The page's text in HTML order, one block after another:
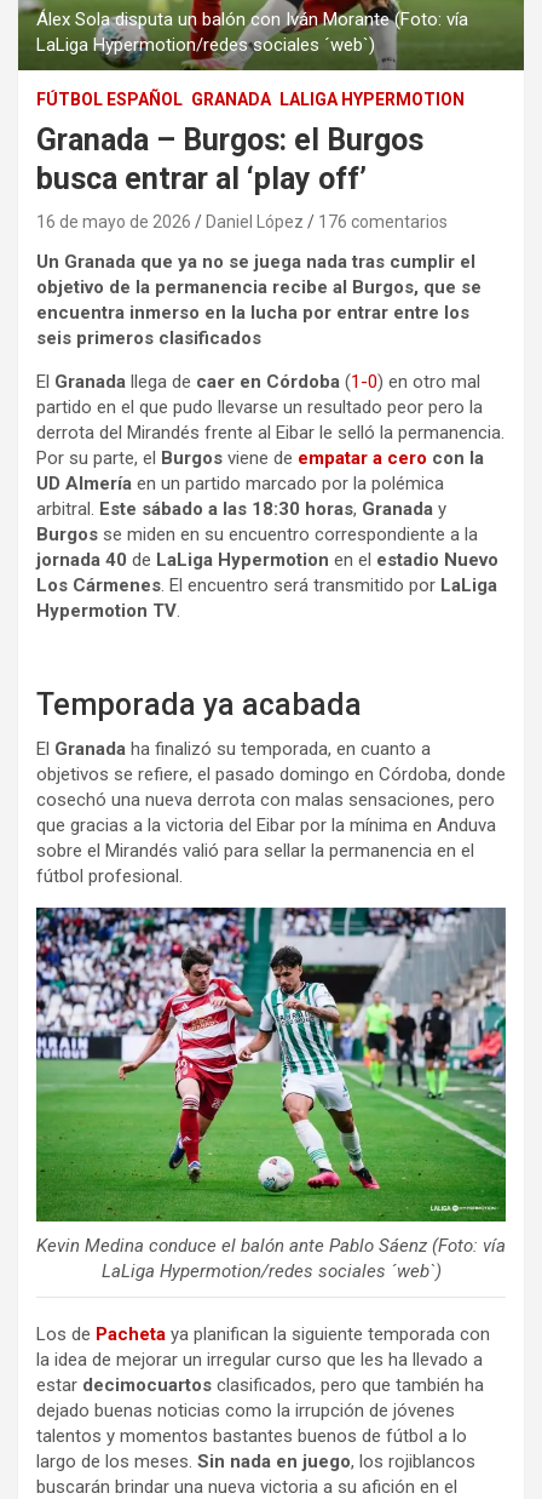
Álex Sola disputa un balón con Iván Morante (Foto: vía
LaLiga Hypermotion/redes sociales ´web`)
FÚTBOL ESPAÑOL GRANADA LALIGA HYPERMOTION
Granada – Burgos: el Burgos
busca entrar al ‘play off’
16 de mayo de 2026 Daniel López 176 comentarios
Un Granada que ya no se juega nada tras cumplir el
objetivo de la permanencia recibe al Burgos, que se
encuentra inmerso en la lucha por entrar entre los
seis primeros clasificados
El Granada llega de caer en Córdoba (1-0) en otro mal
partido en el que pudo llevarse un resultado peor pero la
derrota del Mirandés frente al Eibar le selló la permanencia.
Por su parte, el
Burgos viene de empatar a cero con la
UD Almería en un partido marcado por la polémica
arbitral. Este sábado a las 18:30 horas, Granada y
Burgos se miden en su encuentro correspondiente a la
jornada 40 de LaLiga Hypermotion en el estadio Nuevo
Los Cármenes. El encuentro será transmitido por LaLiga
Hypermotion TV.
Temporada ya acabada
El Granada ha finalizó su temporada, en cuanto a
objetivos se refiere, el pasado domingo en Córdoba, donde
cosechó una nueva derrota con malas sensaciones, pero
que gracias a la victoria del Eibar por la mínima en Anduva
sobre el Mirandés valió para sellar la permanencia en el
fútbol profesional.
Kevin Medina conduce el balón ante Pablo Sáenz (Foto: vía
LaLiga Hypermotion/redes sociales ´web`)
Los de Pacheta ya planifican la siguiente temporada con
la idea de mejorar un irregular curso que les ha llevado a
estar decimocuartos clasificados, pero que también ha
dejado buenas noticias como la irrupción de jóvenes
talentos y momentos bastantes buenos de fútbol a lo
largo de los meses. Sin nada en juego, los rojiblancos
buscarán brindar una nueva victoria a su afición en el